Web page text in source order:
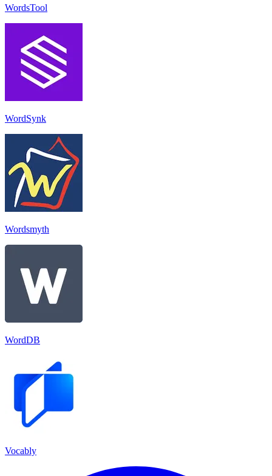
WordsTool
WordSynk
Wordsmyth
WordDB
Vocably